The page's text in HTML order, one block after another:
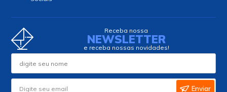
ecommerce@multcomercial.com.br
AJUDA